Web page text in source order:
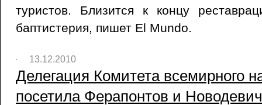
туристов. Близится к концу
баптистерия, пишет El Mundo.
13.12.2010
Делегация Комитета
посетила Ферапонтов и